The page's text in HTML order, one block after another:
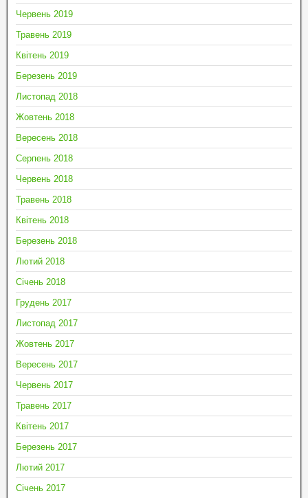
Червень 2019
Травень 2019
Квітень 2019
Березень 2019
Листопад 2018
Жовтень 2018
Вересень 2018
Серпень 2018
Червень 2018
Травень 2018
Квітень 2018
Березень 2018
Лютий 2018
Січень 2018
Грудень 2017
Листопад 2017
Жовтень 2017
Вересень 2017
Червень 2017
Травень 2017
Квітень 2017
Березень 2017
Лютий 2017
Січень 2017